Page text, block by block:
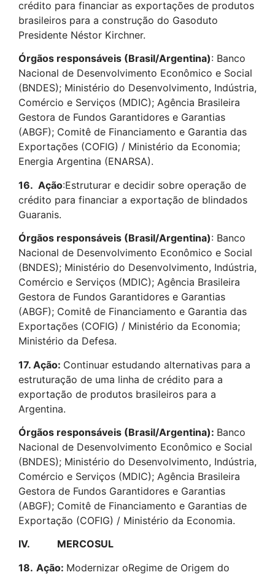
crédito para financiar as exportações de produtos
brasileiros para a construção do Gasoduto
Presidente Néstor Kirchner.
Órgãos responsáveis (Brasil/Argentina): Banco
Nacional de Desenvolvimento Econômico e Social
(BNDES); Ministério do Desenvolvimento, Indústria,
Comércio e Serviços (MDIC); Agência Brasileira
Gestora de Fundos Garantidores e Garantias
(ABGF); Comitê de Financiamento e Garantia das
Exportações (COFIG) / Ministério da Economia;
Energia Argentina (ENARSA).
16. Ação:Estruturar e decidir sobre operação de
crédito para financiar a exportação de blindados
Guaranis.
Órgãos responsáveis (Brasil/Argentina): Banco
Nacional de Desenvolvimento Econômico e Social
(BNDES); Ministério do Desenvolvimento, Indústria,
Comércio e Serviços (MDIC); Agência Brasileira
Gestora de Fundos Garantidores e Garantias
(ABGF); Comitê de Financiamento e Garantia das
Exportações (COFIG) / Ministério da Economia;
Ministério da Defesa.
17. Ação: Continuar estudando alternativas para a
estruturação de uma linha de crédito para a
exportação de produtos brasileiros para a
Argentina.
Órgãos responsáveis (Brasil/Argentina): Banco
Nacional de Desenvolvimento Econômico e Social
(BNDES); Ministério do Desenvolvimento, Indústria,
Comércio e Serviços (MDIC); Agência Brasileira
Gestora de Fundos Garantidores e Garantias
(ABGF); Comitê de Financiamento e Garantias de
Exportação (COFIG) / Ministério da Economia.
IV. MERCOSUL
18. Ação: Modernizar oRegime de Origem do